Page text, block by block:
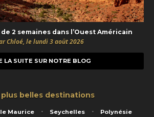
2 semaines dans l’Ouest Américain
Chloé, le lundi 3 août 2026
LA SUITE SUR NOTRE BLOG
plus belles destinations
Maurice Seychelles Polynésie